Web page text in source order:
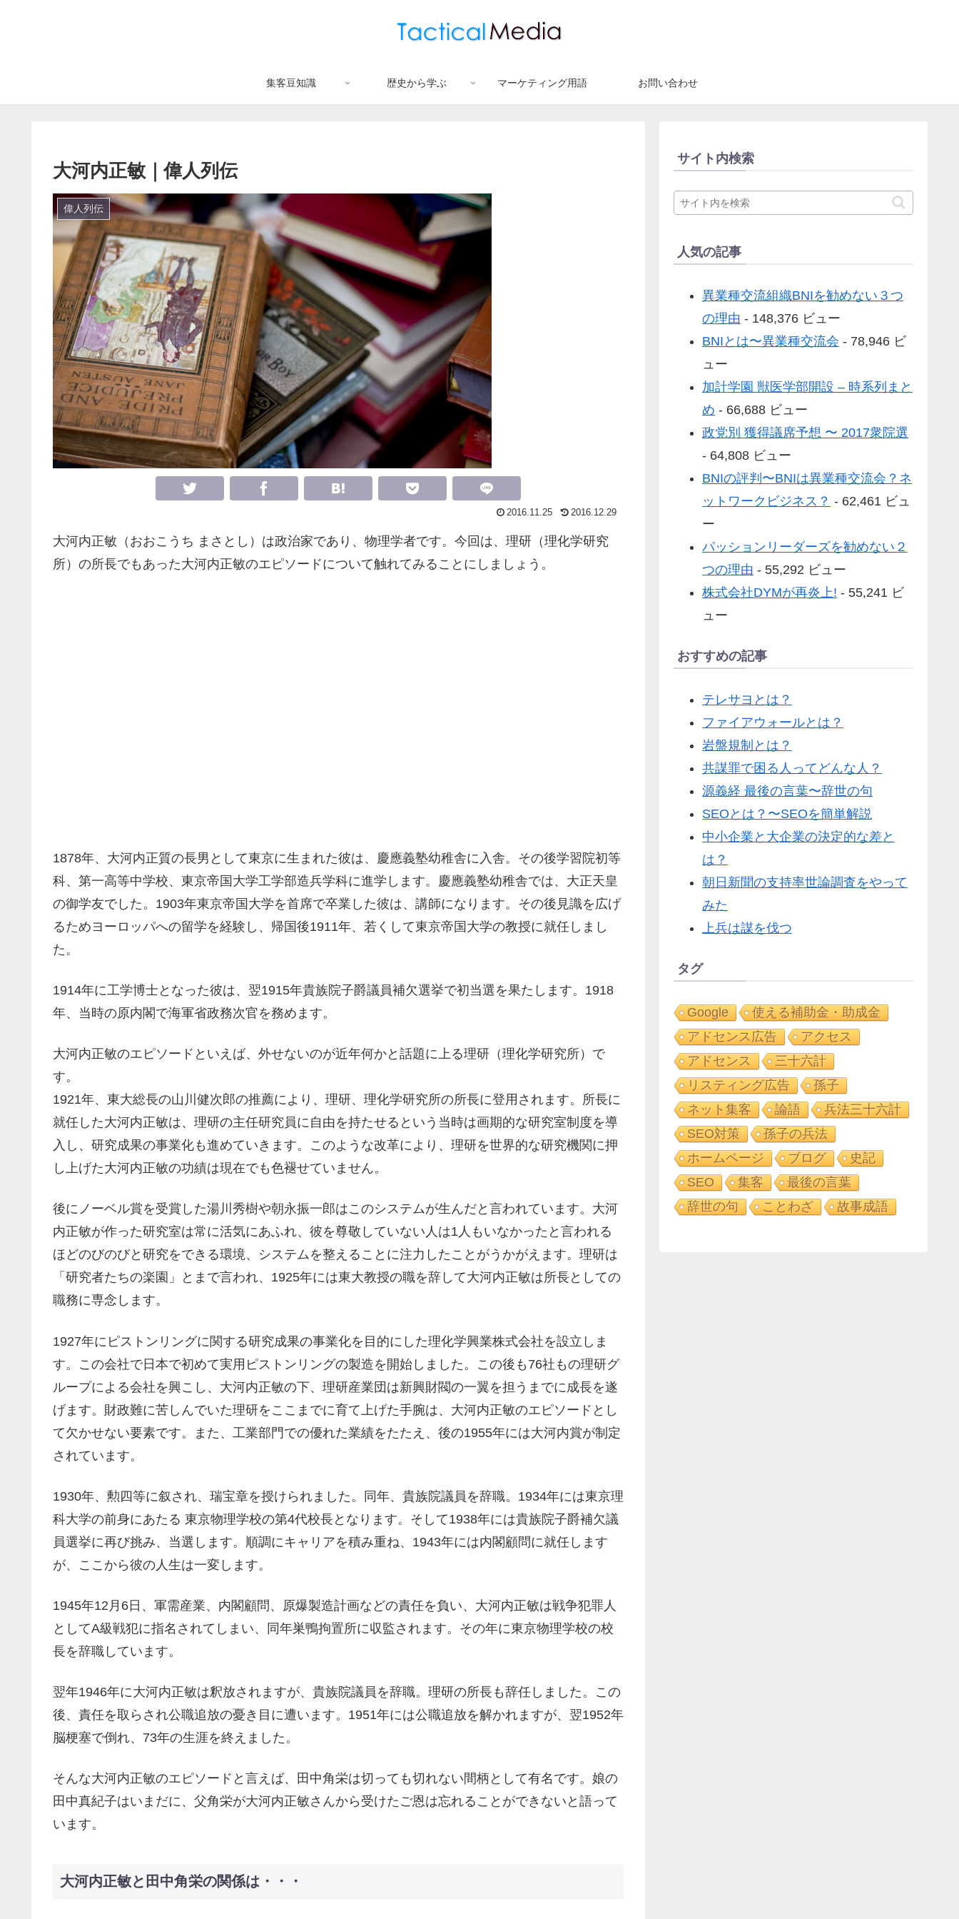
集客豆知識 歴史から学ぶ マーケティング用語 お問い合わせ
大河内正敏｜偉人列伝
偉人列伝
2016.11.25 2016.12.29
大河内正敏（おおこうち まさとし）は政治家であり、物理学者です。今回は、理研（理化学研究
所）の所長でもあった大河内正敏のエピソードについて触れてみることにしましょう。
1878年、大河内正質の長男として東京に生まれた彼は、慶應義塾幼稚舎に入舎。その後学習院初等
科、第一高等中学校、東京帝国大学工学部造兵学科に進学します。慶應義塾幼稚舎では、大正天皇
の御学友でした。1903年東京帝国大学を首席で卒業した彼は、講師になります。その後見識を広げ
るためヨーロッパへの留学を経験し、帰国後1911年、若くして東京帝国大学の教授に就任しまし
た。
1914年に工学博士となった彼は、翌1915年貴族院子爵議員補欠選挙で初当選を果たします。1918
年、当時の原内閣で海軍省政務次官を務めます。
大河内正敏のエピソードといえば、外せないのが近年何かと話題に上る理研（理化学研究所）で
す。
1921年、東大総長の山川健次郎の推薦により、理研、理化学研究所の所長に登用されます。所長に
就任した大河内正敏は、理研の主任研究員に自由を持たせるという当時は画期的な研究室制度を導
入し、研究成果の事業化も進めていきます。このような改革により、理研を世界的な研究機関に押
し上げた大河内正敏の功績は現在でも色褪せていません。
後にノーベル賞を受賞した湯川秀樹や朝永振一郎はこのシステムが生んだと言われています。大河
内正敏が作った研究室は常に活気にあふれ、彼を尊敬していない人は1人もいなかったと言われる
ほどのびのびと研究をできる環境、システムを整えることに注力したことがうかがえます。理研は
「研究者たちの楽園」とまで言われ、1925年には東大教授の職を辞して大河内正敏は所長としての
職務に専念します。
1927年にピストンリングに関する研究成果の事業化を目的にした理化学興業株式会社を設立しま
す。この会社で日本で初めて実用ピストンリングの製造を開始しました。この後も76社もの理研グ
ループによる会社を興こし、大河内正敏の下、理研産業団は新興財閥の一翼を担うまでに成長を遂
げます。財政難に苦しんでいた理研をここまでに育て上げた手腕は、大河内正敏のエピソードとし
て欠かせない要素です。また、工業部門での優れた業績をたたえ、後の1955年には大河内賞が制定
されています。
1930年、勲四等に叙され、瑞宝章を授けられました。同年、貴族院議員を辞職。1934年には東京理
科大学の前身にあたる 東京物理学校の第4代校長となります。そして1938年には貴族院子爵補欠議
員選挙に再び挑み、当選します。順調にキャリアを積み重ね、1943年には内閣顧問に就任します
が、ここから彼の人生は一変します。
1945年12月6日、軍需産業、内閣顧問、原爆製造計画などの責任を負い、大河内正敏は戦争犯罪人
としてA級戦犯に指名されてしまい、同年巣鴨拘置所に収監されます。その年に東京物理学校の校
長を辞職しています。
翌年1946年に大河内正敏は釈放されますが、貴族院議員を辞職。理研の所長も辞任しました。この
後、責任を取らされ公職追放の憂き目に遭います。1951年には公職追放を解かれますが、翌1952年
脳梗塞で倒れ、73年の生涯を終えました。
そんな大河内正敏のエピソードと言えば、田中角栄は切っても切れない間柄として有名です。娘の
田中真紀子はいまだに、父角栄が大河内正敏さんから受けたご恩は忘れることができないと語って
います。
大河内正敏と田中角栄の関係は・・・
サイト内検索
人気の記事
異業種交流組織BNIを勧めない３つ
の理由 - 148,376 ビュー
BNIとは〜異業種交流会 - 78,946 ビ
ュー
加計学園 獣医学部開設 – 時系列まと
め - 66,688 ビュー
政党別 獲得議席予想 〜 2017衆院選
- 64,808 ビュー
BNIの評判〜BNIは異業種交流会？ネ
ットワークビジネス？ - 62,461 ビュ
ー
パッションリーダーズを勧めない２
つの理由 - 55,292 ビュー
株式会社DYMが再炎上! - 55,241 ビ
ュー
おすすめの記事
テレサヨとは？
ファイアウォールとは？
岩盤規制とは？
共謀罪で困る人ってどんな人？
源義経 最後の言葉〜辞世の句
SEOとは？〜SEOを簡単解説
中小企業と大企業の決定的な差と
は？
朝日新聞の支持率世論調査をやって
みた
上兵は謀を伐つ
タグ
Google
使える補助金・助成金
アドセンス広告
アクセス
アドセンス
三十六計
リスティング広告
孫子
ネット集客
論語
兵法三十六計
SEO対策
孫子の兵法
ホームページ
ブログ
史記
SEO
集客
最後の言葉
辞世の句
ことわざ 故事成語